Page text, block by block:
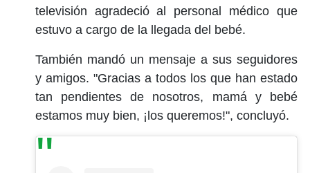
televisión agradeció al personal médico que
estuvo a cargo de la llegada del bebé.
También mandó un mensaje a sus seguidores
y amigos. "Gracias a todos los que han estado
tan pendientes de nosotros, mamá y bebé
estamos muy bien, ¡los queremos!", concluyó.